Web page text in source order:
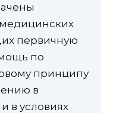
первичную
по
принципу
в
в условиях